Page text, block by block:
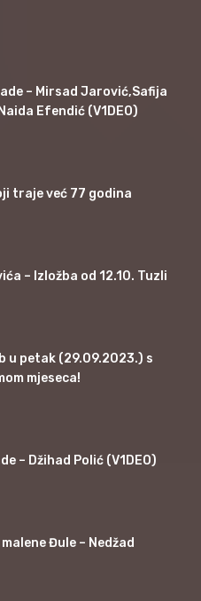
– Mirsad Jarović,Safija
Efendić (V1DEO)
traje već 77 godina
– Izložba od 12.10. Tuzli
u petak (29.09.2023.) s
mjeseca!
– Džihad Polić (V1DEO)
Đule – Nedžad